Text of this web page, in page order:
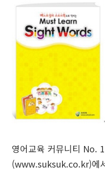
영어교육 커뮤니티 No.
(www.suksuk.co.kr)에